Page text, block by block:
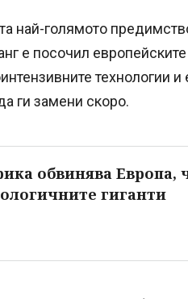
най-голямото
е посочил
технологии
ги замени скоро.
обвинява Европа,
гиганти